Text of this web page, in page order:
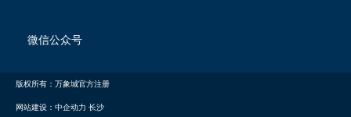
微信公众号
版权所有：万象城官方注册
网站建设：中企动力 长沙